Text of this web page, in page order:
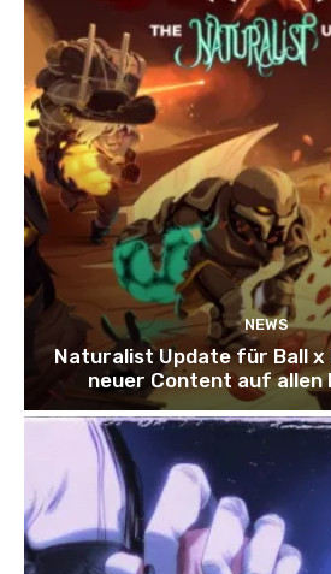
NEWS
Naturalist Update für Ball
neuer Content auf